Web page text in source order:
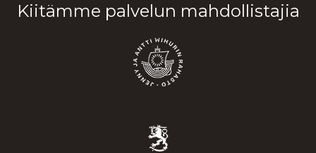
Kiitämme palvelun mahdollistajia